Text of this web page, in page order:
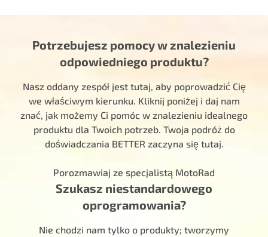
Potrzebujesz pomocy w znalezieniu
odpowiedniego produktu?
Nasz oddany zespół jest tutaj, aby poprowadzić Cię
we właściwym kierunku. Kliknij poniżej i daj nam
znać, jak możemy Ci pomóc w znalezieniu idealnego
produktu dla Twoich potrzeb. Twoja podróż do
doświadczania BETTER zaczyna się tutaj.
Porozmawiaj ze specjalistą MotoRad
Szukasz niestandardowego
oprogramowania?
Nie chodzi nam tylko o produkty; tworzymy